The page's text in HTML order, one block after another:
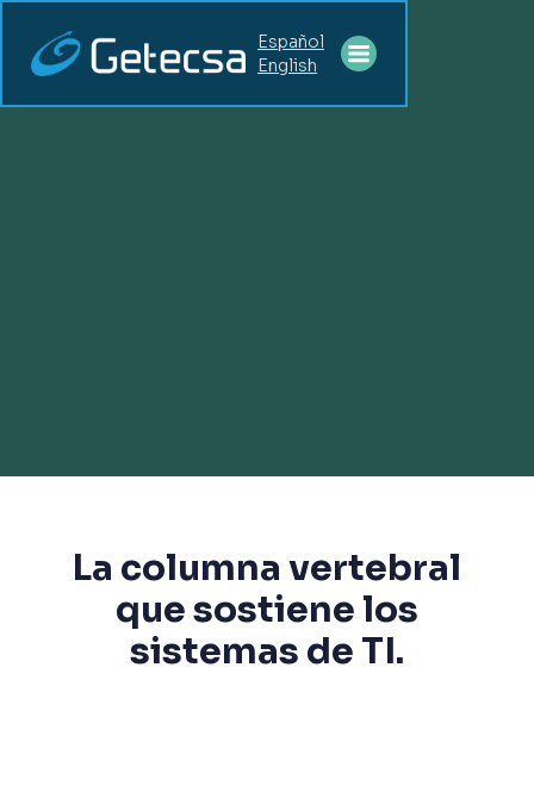
Español
English
La columna vertebral
que sostiene los
sistemas de TI.